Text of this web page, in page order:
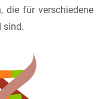
die für verschiedene
sind.